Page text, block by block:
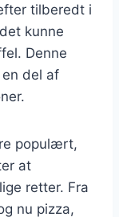
tilberedt i
kunne
Denne
del af
populært,
at
retter. Fra
nu pizza,